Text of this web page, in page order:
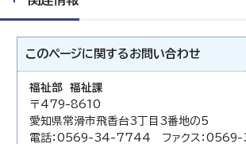
このページに関する お問い合わせ
福祉部 福祉課
〒479-8610
愛知県常滑市飛香台3丁目3番地の5
電話：0569-34-7744 ファクス：